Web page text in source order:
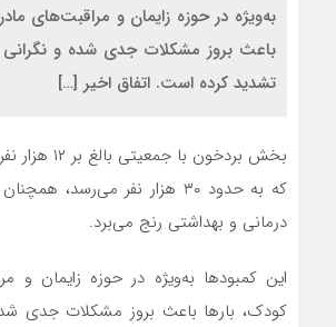
به‌ویژه در حوزه زایمان و مراقبت‌های
باعث بروز مشکلات جدی شده و نگرانی
تشدید کرده است. اتفاق اخیر […]
بخش بردخون با
که به حدود ۳۰ هزار نفر می‌رسد،
درمانی و بهداشتی رنج می‌برد.
این کمبودها به‌ویژه در حوزه زایمان و
کودک، بارها باعث بروز مشکلات جدی